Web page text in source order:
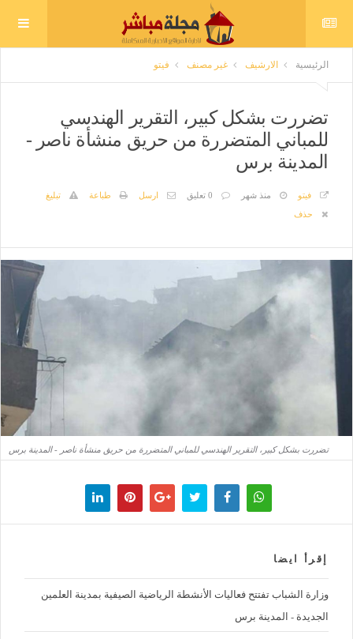
الرئيسية الارشيف غير مصنف فيتو
تضررت بشكل كبير، التقرير الهندسي
للمباني المتضررة من حريق منشأة ناصر -
المدينة برس
فيتو منذ شهر 0 تعليق ارسل طباعة
تبليغ
حذف
تضررت بشكل كبير، التقرير الهندسي للمباني المتضررة من حريق منشأة ناصر - المدينة برس
إقرأ ايضا
وزارة الشباب تفتتح فعاليات الأنشطة الرياضية الصيفية بمدينة العلمين
الجديدة - المدينة برس